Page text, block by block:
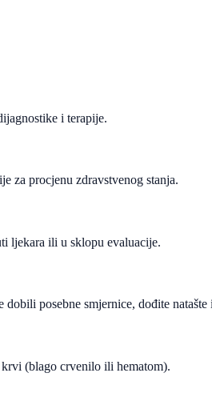
i terapije.
za procjenu zdravstvenog stanja.
ljekara ili u sklopu evaluacije.
posebne smjernice, dođite
(blago crvenilo ili hematom).